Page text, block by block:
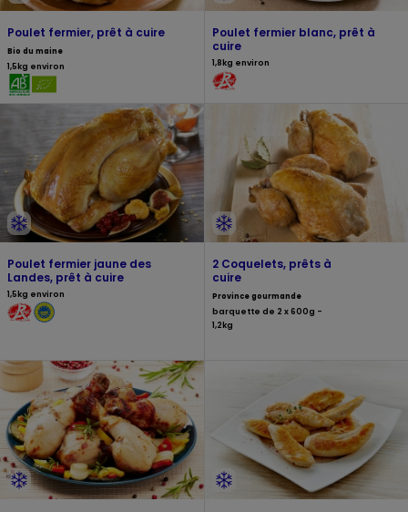
Poulet fermier, prêt à cuire
Bio du maine
1,5kg environ
Poulet fermier blanc, prêt à
cuire
1,8kg environ
Poulet fermier jaune des
Landes, prêt à cuire
1,5kg environ
2 Coquelets, prêts à
cuire
Province gourmande
barquette de 2 x 600g -
1,2kg